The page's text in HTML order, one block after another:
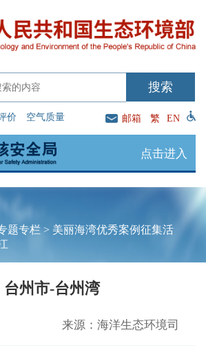
价 空气质量 邮箱 繁 EN
点击进入
题专栏> 美丽海湾优秀案例征集活
台州市-台州湾
来源：海洋生态环境司